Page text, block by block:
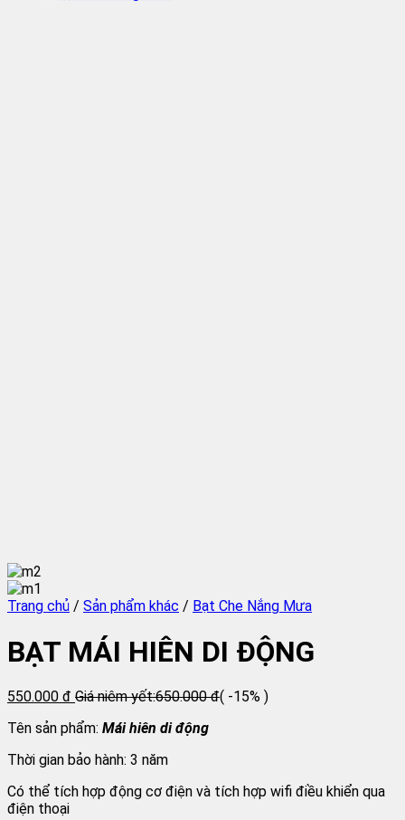
Trang chủ / Sản phẩm khác / Bạt Che Nắng Mưa
BẠT MÁI HIÊN DI ĐỘNG
550.000 đ Giá niêm yết:650.000 đ( -15% )
Tên sản phẩm: Mái hiên di động
Thời gian bảo hành: 3 năm
Có thể tích hợp động cơ điện và tích hợp wifi điều khiển qua
điện thoại